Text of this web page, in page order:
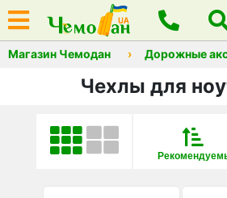
Магазин Чемодан Дорожные
Чехлы для